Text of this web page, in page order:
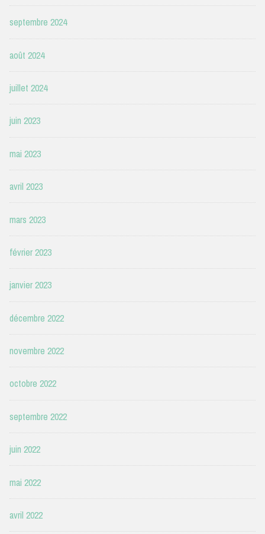
septembre 2024
août 2024
juillet 2024
juin 2023
mai 2023
avril 2023
mars 2023
février 2023
janvier 2023
décembre 2022
novembre 2022
octobre 2022
septembre 2022
juin 2022
mai 2022
avril 2022